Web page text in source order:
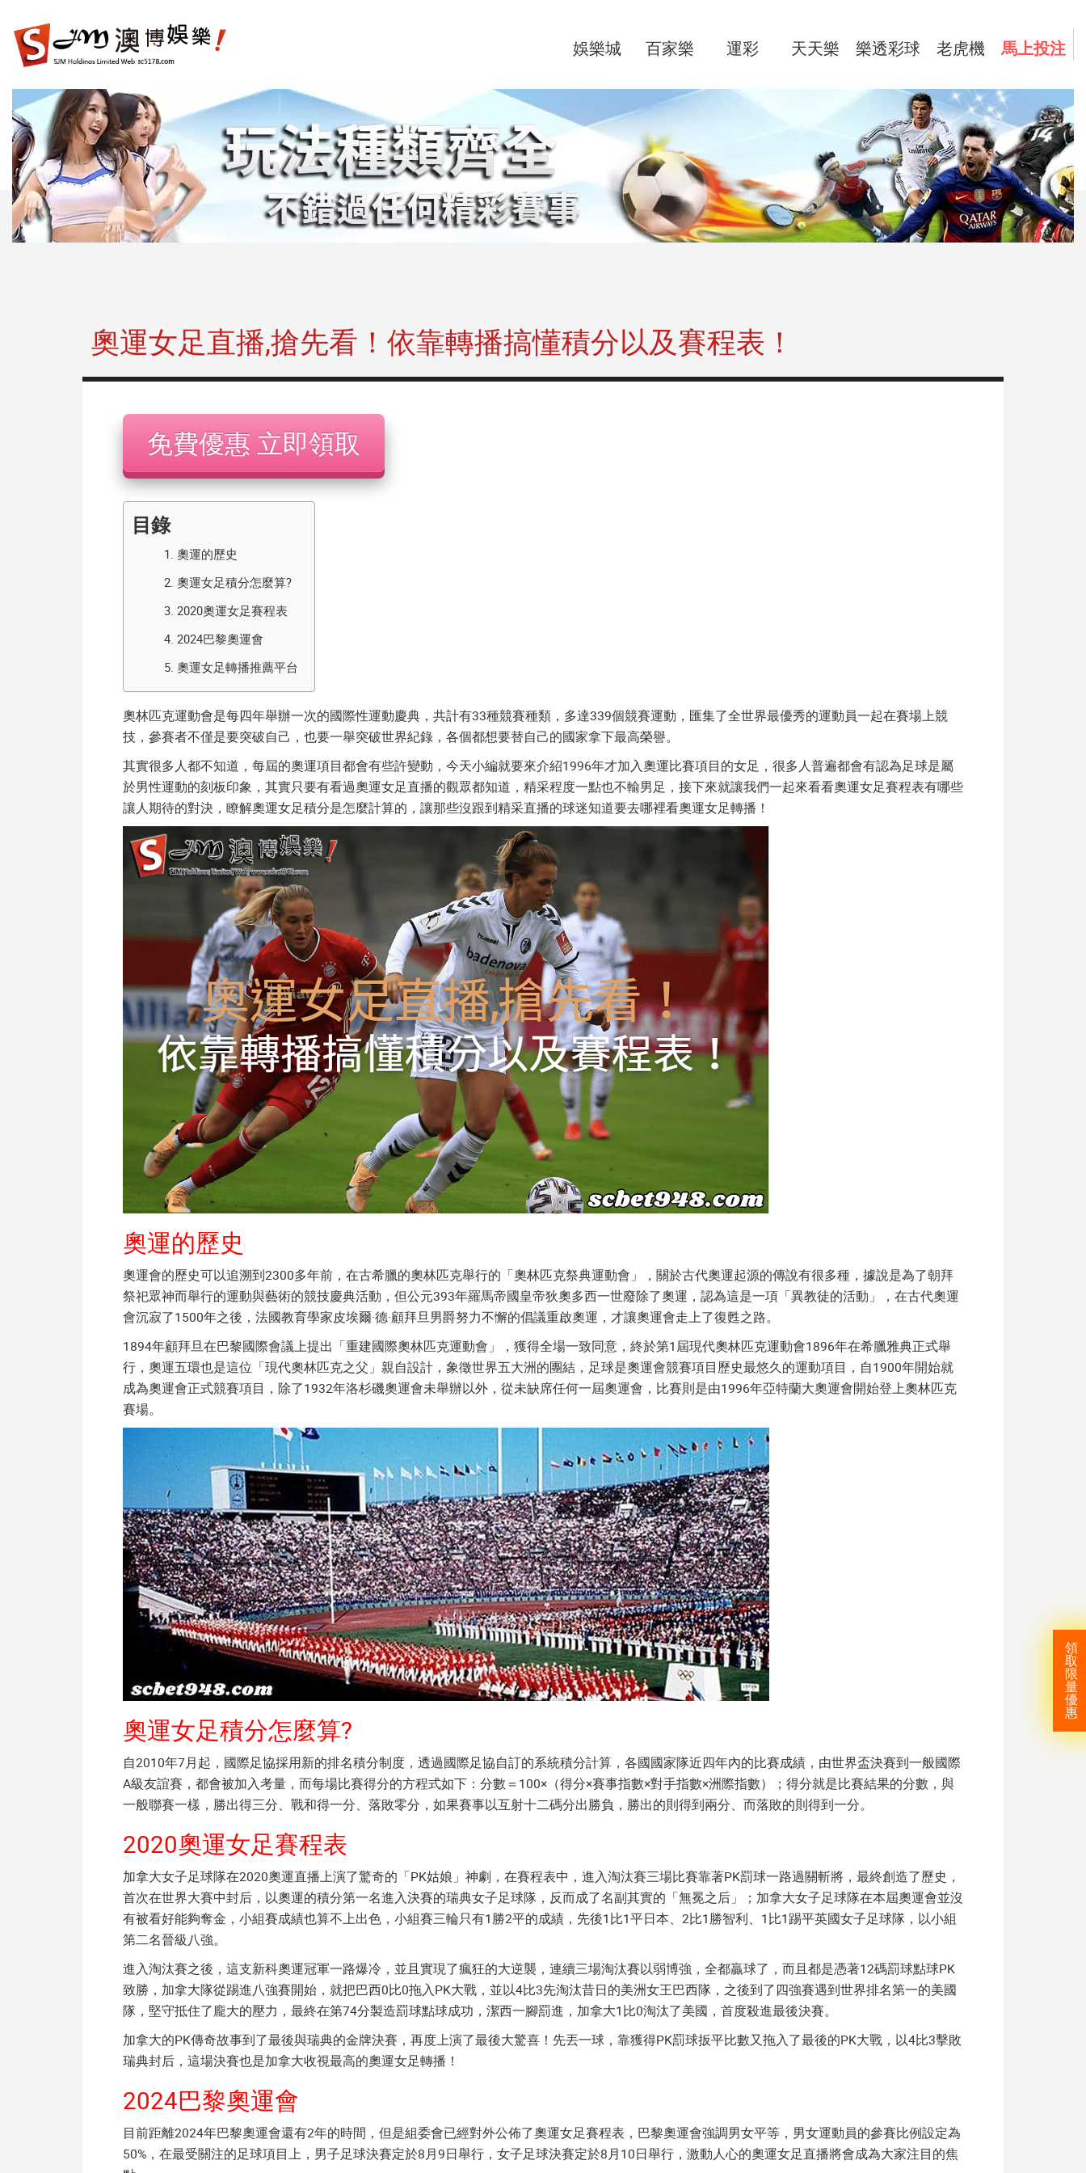
樂
城|
百
家
樂|
運
彩|
天
天
樂|
娛樂城 百家樂 運彩 天天樂 樂透彩球 老虎機 馬上投注
領
取
限
量
優
惠
奧運女足直播,搶先看！依靠轉播搞懂積分以及賽程表！
免費優惠 立即領取
目錄
1. 奧運的歷史
2. 奧運女足積分怎麼算?
3. 2020奧運女足賽程表
4. 2024巴黎奧運會
5. 奧運女足轉播推薦平台
奧林匹克運動會是每四年舉辦一次的國際性運動慶典，共計有33種競賽種類，多達339個競賽運動，匯集了全世界最優秀的運動員一起在賽場上競
技，參賽者不僅是要突破自己，也要一舉突破世界紀錄，各個都想要替自己的國家拿下最高榮譽。
其實很多人都不知道，每屆的奧運項目都會有些許變動，今天小編就要來介紹1996年才加入奧運比賽項目的女足 ，很多人普遍都會有認為足球是屬
於男性運動的刻板印象，其實只要有看過奧運女足直播的觀眾都知道，精采程度一點也不輸男足，接下來就讓我們一起來看看奧運女足賽程表有哪些
讓人期待的對決，瞭解奧運女足積分是怎麼計算的，讓那些沒跟到精采直播的球迷知道要去哪裡看奧運女足轉播 ！
奧運的歷史
奧運會的歷史可以追溯到2300多年前，在古希臘的奧林匹克舉行的「奧林匹克祭典運動會」，關於古代奧運起源的傳說有很多種，據說是為了朝拜
祭祀眾神而舉行的運動與藝術的競技慶典活動，但公元393年羅馬帝國皇帝狄奧多西一世廢除了奧運，認為這是一項「異教徒的活動」，在古代奧運
會沉寂了1500年之後，法國教育學家皮埃爾·德·顧拜旦男爵努力不懈的倡議重啟奧運，才讓奧運會走上了復甦之路。
1894年顧拜旦在巴黎國際會議上提出「重建國際奧林匹克運動會」，獲得全場一致同意，終於第1屆現代奧林匹克運動會1896年在希臘雅典正式舉
行，奧運五環也是這位「現代奧林匹克之父」親自設計，象徵世界五大洲的團結，足球是奧運會競賽項目歷史最悠久的運動項目，自1900年開始就
成為奧運會正式競賽項目，除了1932年洛杉磯奧運會未舉辦以外，從未缺席任何一屆奧運會，比賽則是由1996年亞特蘭大奧運會開始登上奧林匹克
賽場。
奧運女足積分怎麼算?
自2010年7月起，國際足協採用新的排名積分制度，透過國際足協自訂的系統積分計算，各國國家隊近四年內的比賽成績，由世界盃決賽到一般國際
A級友誼賽，都會被加入考量，而每場比賽得分的方程式如下：分數＝100×（得分×賽事指數×對手指數×洲際指數）；得分就是比賽結果的分數，與
一般聯賽一樣，勝出得三分、戰和得一分、落敗零分，如果賽事以互射十二碼分出勝負，勝出的則得到兩分、而落敗的則得到一分。
2020奧運女足賽程表
加拿大女子足球隊在2020奧運直播上演了驚奇的「PK姑娘」神劇，在賽程表中 ， 進入淘汰賽三場比賽靠著PK罰球一路過關斬將，最終創造了歷史，
首次在世界大賽中封后，以奧運的積分第一名進入決賽的瑞典女子足球隊，反而成了名副其實的「無冕之后」；加拿大女子足球隊在本屆奧運會並沒
有被看好能夠奪金，小組賽成績也算不上出色，小組賽三輪只有1勝2平的成績，先後1比1平日本、2比1勝智利、1比1踢平英國女子足球隊，以小組
第二名晉級八強。
進入淘汰賽之後，這支新科奧運冠軍一路爆冷，並且實現了瘋狂的大逆襲，連續三場淘汰賽以弱博強，全都贏球了，而且都是憑著12碼罰球點球PK
致勝，加拿大隊從踢進八強賽開始，就把巴西0比0拖入PK大戰，並以4比3先淘汰昔日的美洲女王巴西隊，之後到了四強賽遇到世界排名第一的美國
隊，堅守抵住了龐大的壓力，最終在第74分製造罰球點球成功，潔西一腳罰進，加拿大1比0淘汰了美國，首度殺進最後決賽。
加拿大的PK傳奇故事到了最後與瑞典的金牌決賽，再度上演了最後大驚喜！先丟一球，靠獲得PK罰球扳平比數又拖入了最後的PK大戰，以4比3擊敗
瑞典封后，這場決賽也是加拿大收視最高的奧運女足轉播！
2024巴黎奧運會
目前距離2024年巴黎奧運會還有2年的時間，但是組委會已經對外公佈了奧運女足賽程表， 巴黎奧運會強調男女平等，男女運動員的參賽比例設定為
50%，在最受關注的足球項目上，男子足球決賽定於8月9日舉行，女子足球決賽定於8月10日舉行，激動人心的奧運女足直播將會成為大家注目的焦